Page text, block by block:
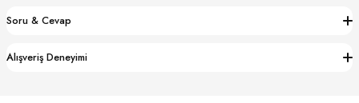
Soru & Cevap
Alışveriş Deneyimi